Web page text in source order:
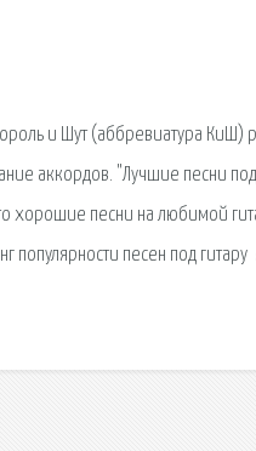
и Шут (аббревиатура КиШ)
аккордов. "Лучшие песни
хорошие песни на любимой
песен под